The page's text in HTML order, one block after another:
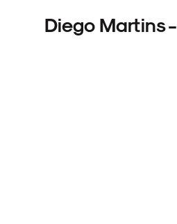
Diego Martins -